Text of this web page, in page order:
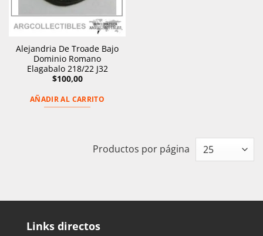
Alejandria De Troade Bajo
Dominio Romano
Elagabalo 218/22 J32
$100,00
AÑADIR AL CARRITO
Productos por página
Links directos